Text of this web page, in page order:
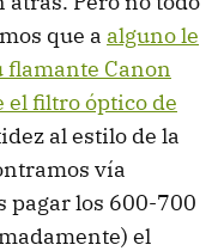
que a alguno le
flamante Canon
el filtro óptico de
al estilo de la
vía
pagar los 600-700
el